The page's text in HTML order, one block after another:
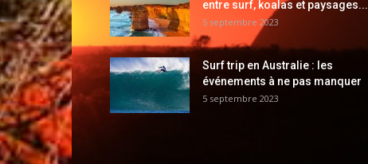
entre surf, koalas et paysages...
5 septembre 2023
Surf trip en Australie : les
événements à ne pas manquer
5 septembre 2023